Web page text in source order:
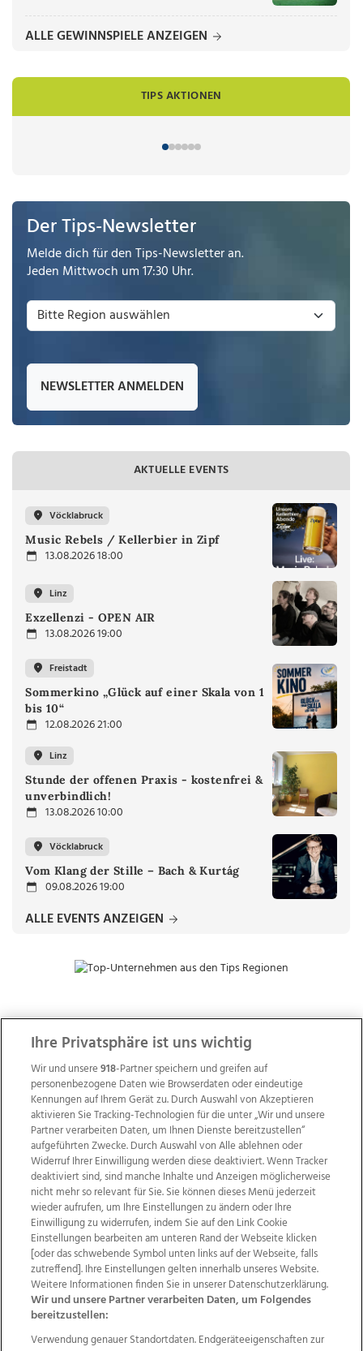
ALLE GEWINNSPIELE ANZEIGEN
TIPS AKTIONEN
Der Tips-Newsletter
Melde dich für den Tips-Newsletter an.
Jeden Mittwoch um 17:30 Uhr.
NEWSLETTER ANMELDEN
AKTUELLE EVENTS
Vöcklabruck
Music Rebels / Kellerbier in Zipf
13.08.2026 18:00
Linz
Exzellenzi - OPEN AIR
13.08.2026 19:00
Freistadt
Sommerkino „Glück auf einer Skala von 1
bis 10“
12.08.2026 21:00
Linz
Stunde der offenen Praxis - kostenfrei &
unverbindlich!
13.08.2026 10:00
Vöcklabruck
Vom Klang der Stille – Bach & Kurtág
09.08.2026 19:00
ALLE EVENTS ANZEIGEN
ZUR NACHRICHTENÜBERSICHT
Wir über uns Mediadaten Kontakt
Jobs
Datenschutz
Impressum
AGB Anzeigekunden
AGB Website
Ehrenkodex Politische Werbung
Ihre Privatsphäre ist uns wichtig
Wir und unsere918-Partner speichern und greifen auf
personenbezogene Daten wie Browserdaten oder eindeutige
Kennungen auf Ihrem Gerät zu. Durch Auswahl von Akzeptieren
aktivieren Sie Tracking-Technologien für die unter „Wir und unsere
Partner verarbeiten Daten, um Ihnen Dienste bereitzustellen“
aufgeführten Zwecke. Durch Auswahl von Alle ablehnen oder
Widerruf Ihrer Einwilligung werden diese deaktiviert. Wenn Tracker
deaktiviert sind, sind manche Inhalte und Anzeigen möglicherweise
nicht mehr so relevant für Sie. Sie können dieses Menü jederzeit
wieder aufrufen, um Ihre Einstellungen zu ändern oder Ihre
Einwilligung zu widerrufen, indem Sie auf den Link Cookie
Einstellungen bearbeiten am unteren Rand der Webseite klicken
[oder das schwebende Symbol unten links auf der Webseite, falls
zutreffend]. Ihre Einstellungen gelten innerhalb unseres Website.
Weitere Informationen finden Sie in unserer Datenschutzerklärung.
Wir und unsere Partner verarbeiten Daten, um Folgendes
bereitzustellen:
Verwendung genauer Standortdaten. Endgeräteeigenschaften zur